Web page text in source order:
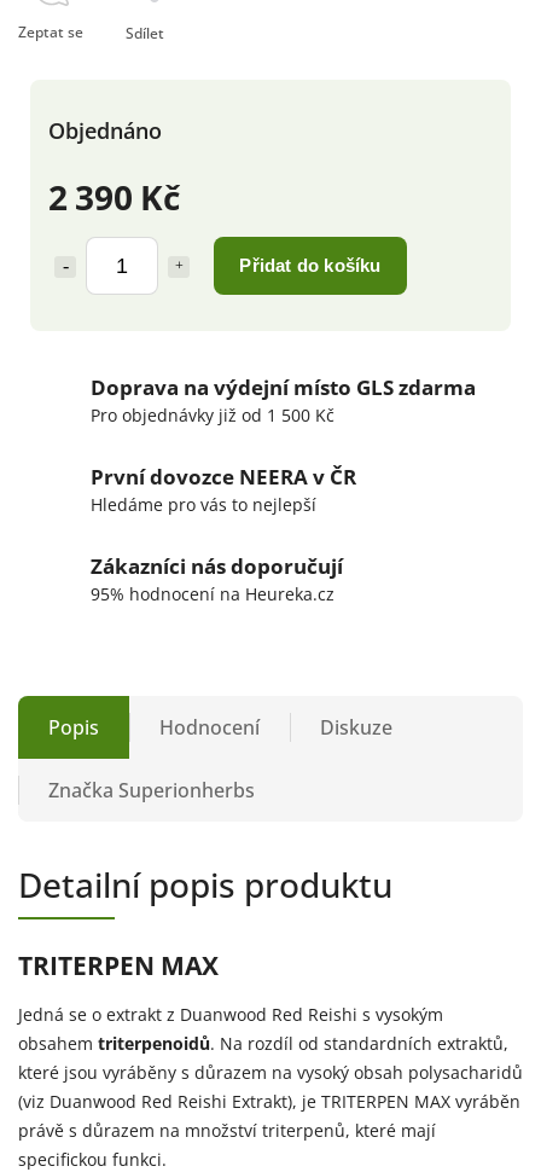
2 390 Kč
Přidat do košíku
Objednáno
Zeptat se Sdílet
Doprava na výdejní místo GLS zdarma
Pro objednávky již od 1 500 Kč
První dovozce NEERA v ČR
Hledáme pro vás to nejlepší
Zákazníci nás doporučují
95% hodnocení na Heureka.cz
Popis Hodnocení Diskuze
Značka Superionherbs
Detailní popis produktu
TRITERPEN MAX
Jedná se o extrakt z Duanwood Red Reishi s vysokým
obsahem triterpenoidů. Na rozdíl od standardních extraktů,
které jsou vyráběny s důrazem na vysoký obsah polysacharidů
(viz Duanwood Red Reishi Extrakt), je TRITERPEN MAX vyráběn
právě s důrazem na množství triterpenů, které mají
specifickou funkci.